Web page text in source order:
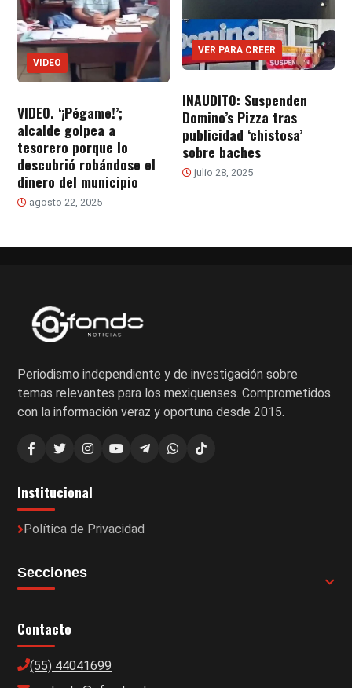
VIDEO
VIDEO. ‘¡Pégame!’;
alcalde golpea a
tesorero porque lo
descubrió robándose el
dinero del municipio
agosto 22, 2025
VER PARA CREER
INAUDITO: Suspenden
Domino’s Pizza tras
publicidad ‘chistosa’
sobre baches
julio 28, 2025
Periodismo independiente y de investigación sobre
temas relevantes para los mexiquenses. Comprometidos
con la información veraz y oportuna desde 2015.
Institucional
Política de Privacidad
Secciones
Contacto
(55) 44041699